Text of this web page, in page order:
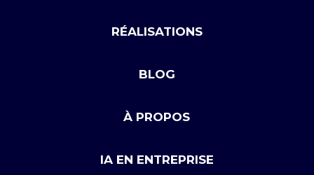
RÉALISATIONS
BLOG
À PROPOS
IA EN ENTREPRISE